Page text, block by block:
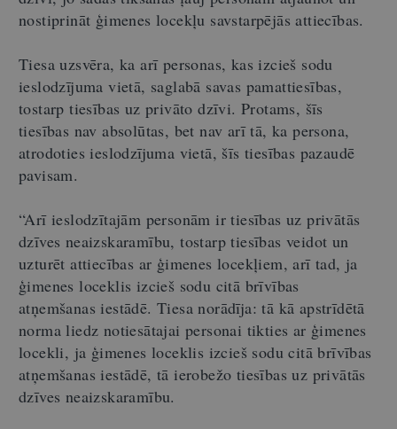
nostiprināt ģimenes locekļu savstarpējās attiecības.
Tiesa uzsvēra, ka arī personas, kas izcieš sodu
ieslodzījuma vietā, saglabā savas pamattiesības,
tostarp tiesības uz privāto dzīvi. Protams, šīs
tiesības nav absolūtas, bet nav arī tā, ka persona,
atrodoties ieslodzījuma vietā, šīs tiesības pazaudē
pavisam.
“Arī ieslodzītajām personām ir tiesības uz privātās
dzīves neaizskaramību, tostarp tiesības veidot un
uzturēt attiecības ar ģimenes locekļiem, arī tad, ja
ģimenes loceklis izcieš sodu citā brīvības
atņemšanas iestādē. Tiesa norādīja: tā kā apstrīdētā
norma liedz notiesātajai personai tikties ar ģimenes
locekli, ja ģimenes loceklis izcieš sodu citā brīvības
atņemšanas iestādē, tā ierobežo tiesības uz privātās
dzīves neaizskaramību.